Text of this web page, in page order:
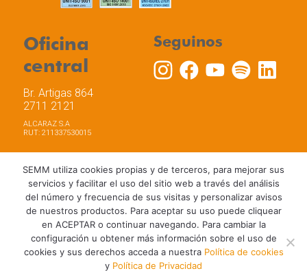
Oficina
central
Br. Artigas 864
2711 2121
ALCARAZ S.A
RUT: 211337530015
Seguinos
Trabaja con nosotros
Política de privacidad
Términos y Condiciones de Uso
Política de Cookies
SEMM utiliza cookies propias y de terceros, para mejorar sus
servicios y facilitar el uso del sitio web a través del análisis
del número y frecuencia de sus visitas y personalizar avisos
de nuestros productos. Para aceptar su uso puede cliquear
en ACEPTAR o continuar navegando. Para cambiar la
configuración u obtener más información sobre el uso de
cookies y sus derechos acceda a nuestra Política de cookies
y Política de Privacidad